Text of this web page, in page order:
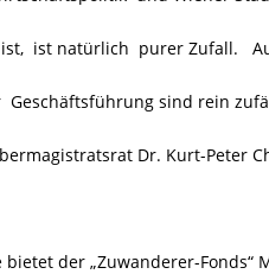
ist natürlich purer Zufall.
sind rein
Dr. Kurt-Peter
der „Zuwanderer-Fonds“